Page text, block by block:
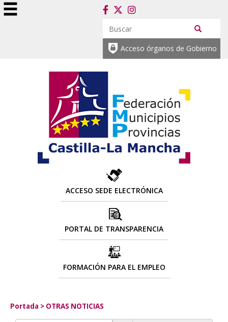
Acceso órganos de Gobierno
ACCESO SEDE ELECTRÓNICA
PORTAL DE TRANSPARENCIA
FORMACIÓN PARA EL EMPLEO
Portada > OTRAS NOTICIAS